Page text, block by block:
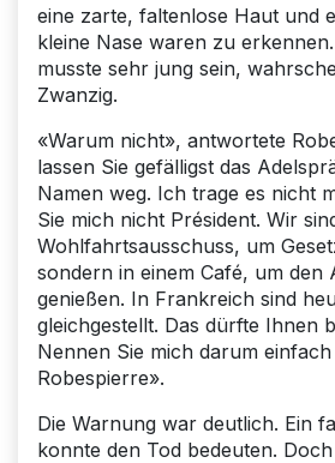
eine zarte, faltenlose Haut und
kleine Nase waren zu
musste sehr jung sein,
Zwanzig.
«Warum nicht», antwortete
lassen Sie gefälligst das
Namen weg. Ich trage es nicht
Sie mich nicht Président. Wir
Wohlfahrtsausschuss, um
sondern in einem Café, um den
genießen. In Frankreich sind
gleichgestellt. Das dürfte Ihnen
Nennen Sie mich darum
Robespierre».
Die Warnung war deutlich. Ein
konnte den Tod bedeuten.